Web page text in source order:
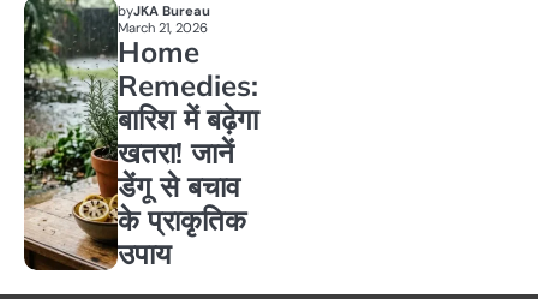
byJKA Bureau
March 21, 2026
Home
Remedies:
बारिश में बढ़ेगा
खतरा! जानें
डेंगू से बचाव
के प्राकृतिक
उपाय